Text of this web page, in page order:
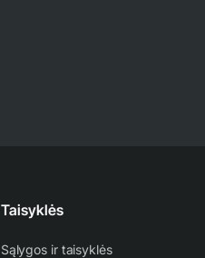
Taisyklės
Sąlygos ir taisyklės